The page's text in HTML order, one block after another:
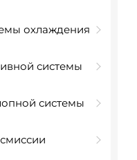
охлаждения
системы
системы